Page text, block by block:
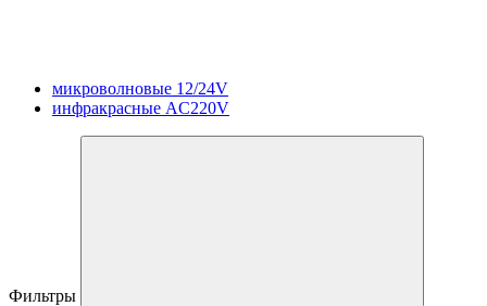
микроволновые 12/24V
инфракрасные AC220V
Фильтры